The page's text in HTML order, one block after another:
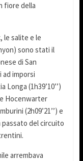
fiore della
le salite e le
sono stati il
di San
ad imporsi
(1h39’10’’)
Hocenwarter
(2h09’21’’) e
passato del circuito
arrembava